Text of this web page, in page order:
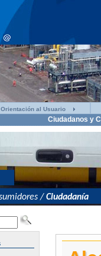
Orientación al Usuario
Ciudadanos y